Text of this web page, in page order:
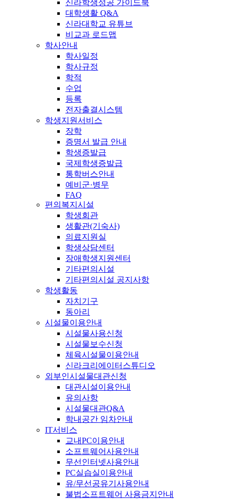
신라학생성공 가이드북
대학생활 Q&A
신라대학교 유튜브
비교과 로드맵
학사안내
학사일정
학사규정
학적
수업
등록
전자출결시스템
학생지원서비스
장학
증명서 발급 안내
학생증발급
국제학생증발급
통학버스안내
예비군·병무
FAQ
편의복지시설
학생회관
생활관(기숙사)
의료지원실
학생상담센터
장애학생지원센터
기타편의시설
기타편의시설 공지사항
학생활동
자치기구
동아리
시설물이용안내
시설물사용신청
시설물보수신청
체육시설물이용안내
신라크리에이터스튜디오
외부인시설물대관신청
대관시설이용안내
유의사항
시설물대관Q&A
학내공간 임차안내
IT서비스
교내PC이용안내
소프트웨어사용안내
무선인터넷사용안내
PC실습실이용안내
유/무선공유기사용안내
불법소프트웨어 사용금지안내